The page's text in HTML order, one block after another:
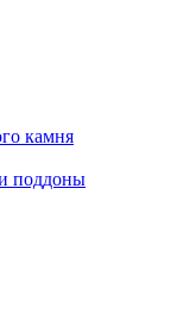
камня
поддоны